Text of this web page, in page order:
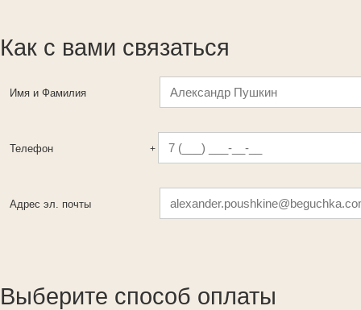
Как с вами связаться
Имя и Фамилия
Телефон +
Адрес эл. почты
Выберите способ оплаты